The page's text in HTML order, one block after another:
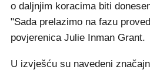
o daljnjim koracima biti
"Sada prelazimo na fazu
povjerenica Julie Inman Grant.
U izvješću su navedeni